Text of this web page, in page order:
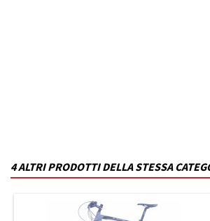
4 ALTRI PRODOTTI DELLA STESSA